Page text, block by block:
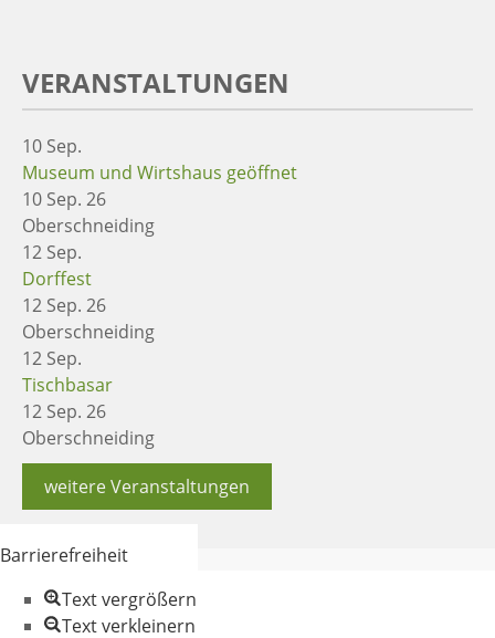
VERANSTALTUNGEN
10 Sep.
Museum und Wirtshaus geöffnet
10 Sep. 26
Oberschneiding
12 Sep.
Dorffest
12 Sep. 26
Oberschneiding
12 Sep.
Tischbasar
12 Sep. 26
Oberschneiding
weitere Veranstaltungen
Barrierefreiheit
Text vergrößern
Text verkleinern